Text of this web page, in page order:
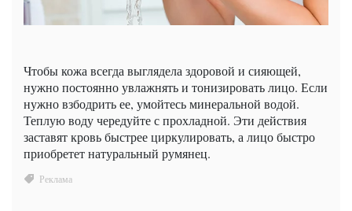
Чтобы кожа всегда выглядела здоровой и сияющей,
нужно постоянно увлажнять и тонизировать лицо. Если
нужно взбодрить ее, умойтесь минеральной водой.
Теплую воду чередуйте с прохладной. Эти действия
заставят кровь быстрее циркулировать, а лицо быстро
приобретет натуральный румянец.